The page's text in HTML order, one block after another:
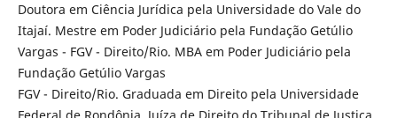
Doutora em Ciência Jurídica pela Universidade do Vale do
Itajaí. Mestre em Poder Judiciário pela Fundação Getúlio
Vargas - FGV - Direito/Rio. MBA em Poder Judiciário pela
Fundação Getúlio Vargas
FGV - Direito/Rio. Graduada em Direito pela Universidade